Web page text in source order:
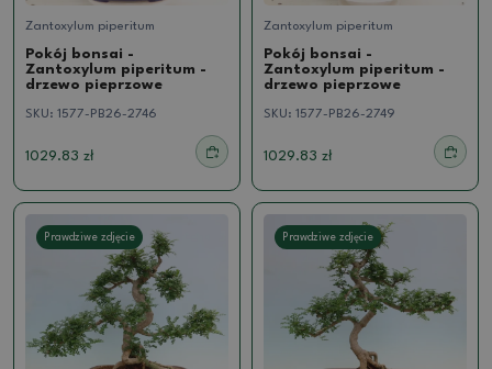
Zantoxylum piperitum
Pokój bonsai -
Zantoxylum piperitum -
drzewo pieprzowe
SKU: 1577-PB26-2746
1029.83 zł
Zantoxylum piperitum
Pokój bonsai -
Zantoxylum piperitum -
drzewo pieprzowe
SKU: 1577-PB26-2749
1029.83 zł
Prawdziwe zdjęcie Prawdziwe zdjęcie